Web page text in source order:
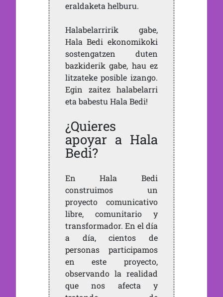
eraldaketa helburu.
Halabelarririk gabe,
Hala Bedi ekonomikoki
sostengatzen duten
bazkiderik gabe, hau ez
litzateke posible izango.
Egin zaitez halabelarri
eta babestu Hala Bedi!
¿Quieres
apoyar a Hala
Bedi?
En Hala Bedi
construimos un
proyecto comunicativo
libre, comunitario y
transformador. En el día
a día, cientos de
personas participamos
en este proyecto,
observando la realidad
que nos afecta y